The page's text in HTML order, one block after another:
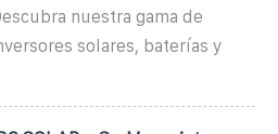
nuestra gama de
solares, baterías y